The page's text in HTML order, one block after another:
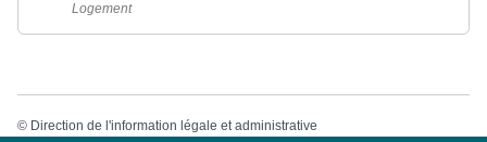
Logement
© Direction de l'information légale et administrative